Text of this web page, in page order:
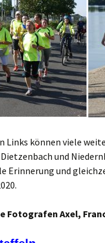
Links können viele
und
Erinnerung und
Fotografen Axel,